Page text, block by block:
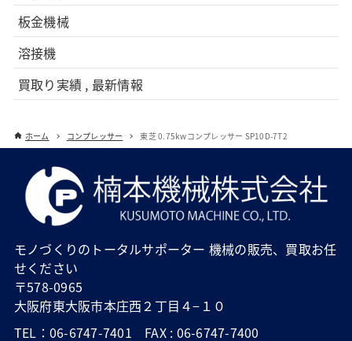
板金機械
溶接機
買取り実績 , 最新情報
ホーム コンプレッサー 東芝 0.75kwコンプレッサー SP10D-7T2
モノづくりのトータルサポーター 機械の販売、買取お任
せください
〒578-0965
大阪府東大阪市本庄西２丁目４−１０
TEL：06-6747-7401 FAX : 06-6747-7400